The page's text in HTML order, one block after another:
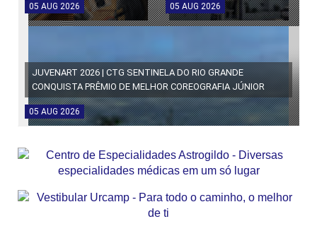
05 AUG 2026 05 AUG 2026
JUVENART 2026 | CTG SENTINELA DO RIO GRANDE
CONQUISTA PRÊMIO DE MELHOR COREOGRAFIA JÚNIOR
05 AUG 2026